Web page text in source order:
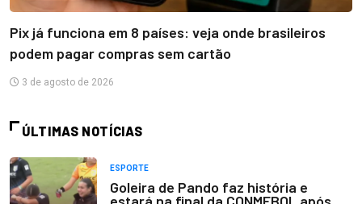
Pix já funciona em 8 países: veja onde brasileiros
podem pagar compras sem cartão
3 de agosto de 2026
ÚLTIMAS NOTÍCIAS
ESPORTE
Goleira de Pando faz história e